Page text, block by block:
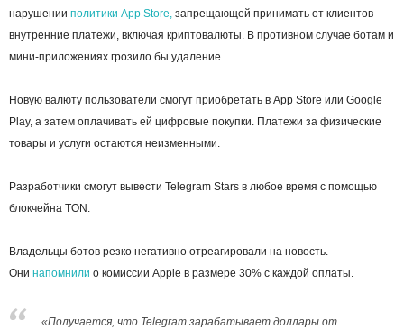
нарушении политики App Store, запрещающей принимать от клиентов
внутренние платежи, включая криптовалюты. В противном случае ботам и
мини-приложениях грозило бы удаление.
Новую валюту пользователи смогут приобретать в App Store или Google
Play, а затем оплачивать ей цифровые покупки. Платежи за физические
товары и услуги остаются неизменными.
Разработчики смогут вывести Telegram Stars в любое время с помощью
блокчейна TON.
Владельцы ботов резко негативно отреагировали на новость.
Они напомнили о комиссии Apple в размере 30% с каждой оплаты.
«Получается, что Telegram зарабатывает доллары от